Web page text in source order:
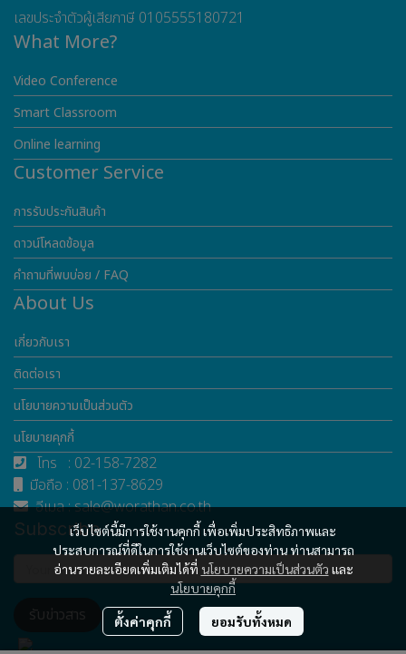
เว็บไซต์นี้มีการใช้งานคุกกี้ เพื่อเพิ่มประสิทธิภาพและ
ประสบการณ์ที่ดีในการใช้งานเว็บไซต์ของท่าน ท่านสามารถ
อ่านรายละเอียดเพิ่มเติมได้ที่ นโยบายความเป็นส่วนตัว และ
นโยบายคุกกี้
ตั้งค่าคุกกี้ ยอมรับทั้งหมด
เลขประจำตัวผู้เสียภาษี 0105555180721
What More?
Video Conference
Smart Classroom
Online learning
Customer Service
การรับประกันสินค้า
ดาวน์โหลดข้อมูล
คำถามที่พบบ่อย / FAQ
About Us
เกี่ยวกับเรา
ติดต่อเรา
นโยบายความเป็นส่วนตัว
นโยบายคุกกี้
โทร : 02-158-7282
มือถือ : 081-137-8629
อีเมล : sale@worathan.co.th
Subscribe
รับข่าวสาร